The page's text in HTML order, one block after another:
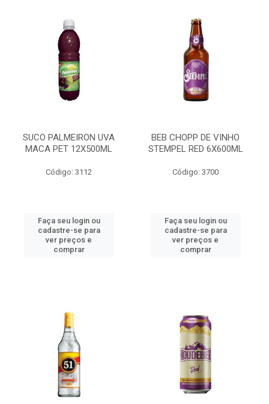
SUCO PALMEIRON UVA
MACA PET 12X500ML
Código: 3112
Faça seu login ou
cadastre-se para
ver preços e
comprar
BEB CHOPP DE VINHO
STEMPEL RED 6X600ML
Código: 3700
Faça seu login ou
cadastre-se para
ver preços e
comprar